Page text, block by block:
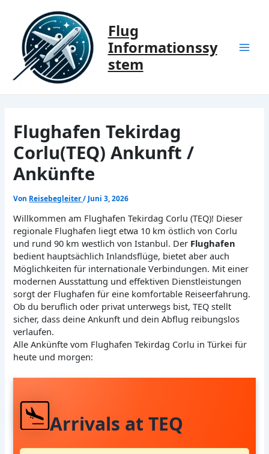
springen
Flug
Informationssy
stem
Flughafen Tekirdag
Corlu(TEQ) Ankunft /
Ankünfte
Von Reisebegleiter/ Juni 3, 2026
Willkommen am Flughafen Tekirdag Corlu (TEQ)! Dieser
regionale Flughafen liegt etwa 10 km östlich von Corlu
und rund 90 km westlich von Istanbul. Der Flughafen
bedient hauptsächlich Inlandsflüge, bietet aber auch
Möglichkeiten für internationale Verbindungen. Mit einer
modernen Ausstattung und effektiven Dienstleistungen
sorgt der Flughafen für eine komfortable Reiseerfahrung.
Ob du beruflich oder privat unterwegs bist, TEQ stellt
sicher, dass deine Ankunft und dein Abflug reibungslos
verlaufen.
Alle Ankünfte vom Flughafen Tekirdag Corlu in Türkei für
heute und morgen:
Arrivals at TEQ